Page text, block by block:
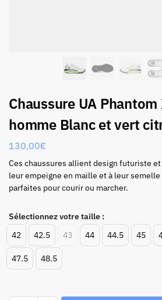
Chaussure UA
homme Blanc et vert
130,00€
Ces chaussures allient design futuriste
leur empeigne en maille et à leur
parfaites pour courir ou marcher.
Sélectionnez votre taille :
42
42.5 43 44 44.5 45
47.5 48.5